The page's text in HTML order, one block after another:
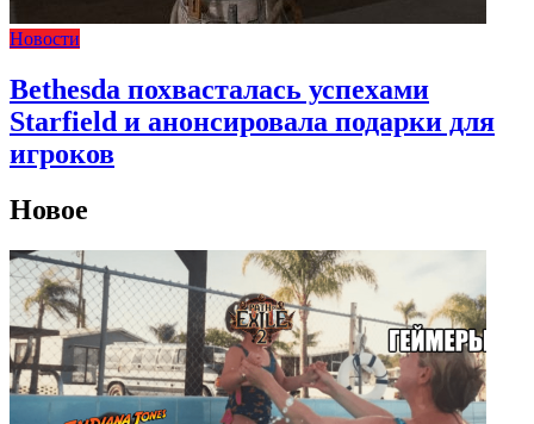
Новости
Bethesda похвасталась успехами
Starfield и анонсировала подарки для
игроков
Новое